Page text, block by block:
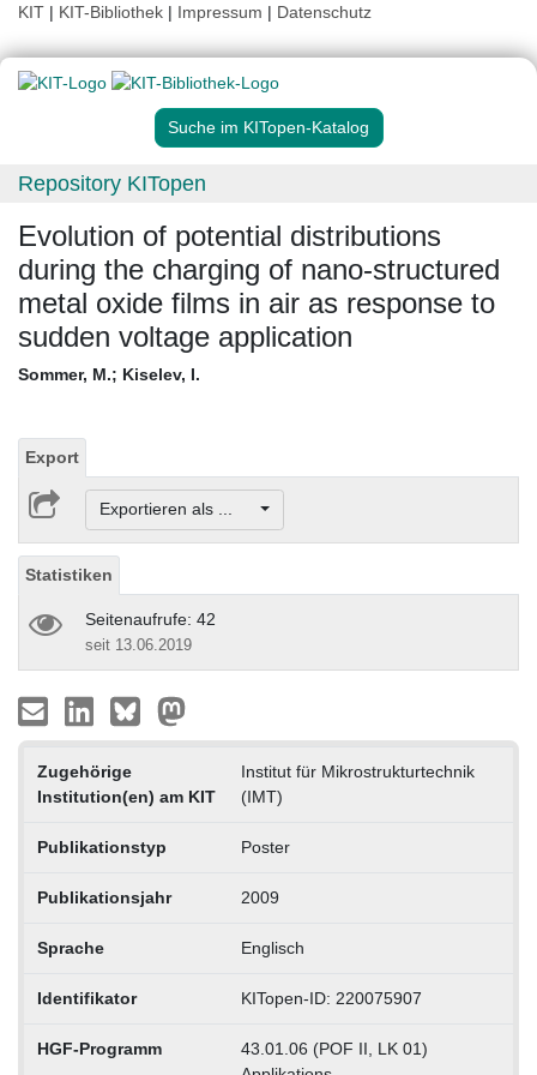
KIT | KIT-Bibliothek | Impressum | Datenschutz
Suche im KITopen-Katalog
Repository KITopen
Evolution of potential distributions
during the charging of nano-structured
metal oxide films in air as response to
sudden voltage application
Sommer, M.; Kiselev, I.
Export
Exportieren als ...
Statistiken
Seitenaufrufe: 42
seit 13.06.2019
Zugehörige
Institution(en) am KIT
Institut für Mikrostrukturtechnik
(IMT)
Publikationstyp Poster
Publikationsjahr 2009
Sprache Englisch
Identifikator KITopen-ID: 220075907
HGF-Programm
43.01.06 (POF II, LK 01)